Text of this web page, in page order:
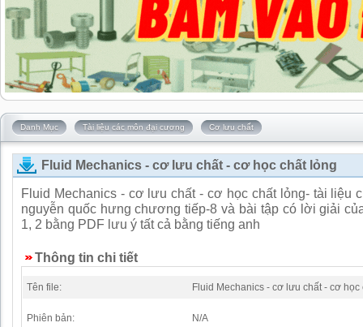
Danh Mục Tài liệu các môn đại cương Cơ lưu chất
Fluid Mechanics - cơ lưu chất - cơ học chất lỏng
Fluid Mechanics - cơ lưu chất - cơ học chất lỏng- tài liệu
nguyễn quốc hưng chương tiếp-8 và bài tập có lời giải
1, 2 bằng PDF lưu ý tất cả bằng tiếng anh
Thông tin chi tiết
Tên file: Fluid Mechanics - cơ lưu chất - cơ học
Phiên bản: N/A